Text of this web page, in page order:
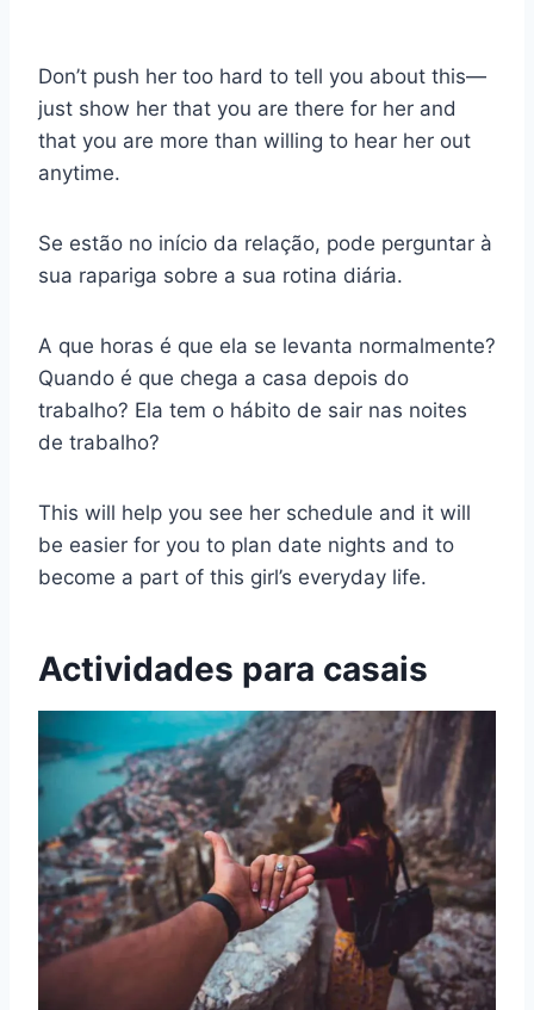
Don’t push her too hard to tell you about this—
just show her that you are there for her and
that you are more than willing to hear her out
anytime.
Se estão no início da relação, pode perguntar à
sua rapariga sobre a sua rotina diária.
A que horas é que ela se levanta normalmente?
Quando é que chega a casa depois do
trabalho? Ela tem o hábito de sair nas noites
de trabalho?
This will help you see her schedule and it will
be easier for you to plan date nights and to
become a part of this girl’s everyday life.
Actividades para casais